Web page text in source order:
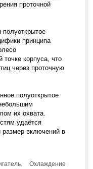
проточной
полуоткрытое
принципа
точке корпуса, что
через проточную
полуоткрытое
их охвата.
удаётся
включений в
Охлаждение